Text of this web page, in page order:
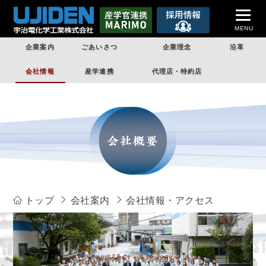
企業案内 ごあいさつ 企業理念 沿革
会社情報 産学連携 代理店・特約店
トップ 会社案内 会社情報・アクセス
MENU
トップページ
企業案内
技術情報
企業情報
お問い合わせ